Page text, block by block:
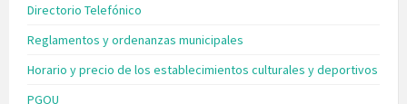
Directorio Telefónico
Reglamentos y ordenanzas municipales
Horario y precio de los establecimientos culturales y deportivos
PGOU